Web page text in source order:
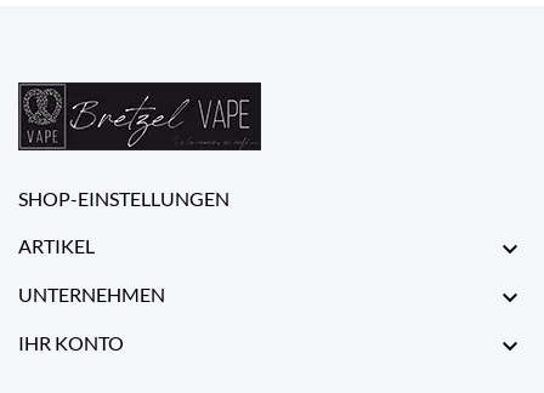
SHOP-EINSTELLUNGEN
ARTIKEL 
UNTERNEHMEN 
IHR KONTO 